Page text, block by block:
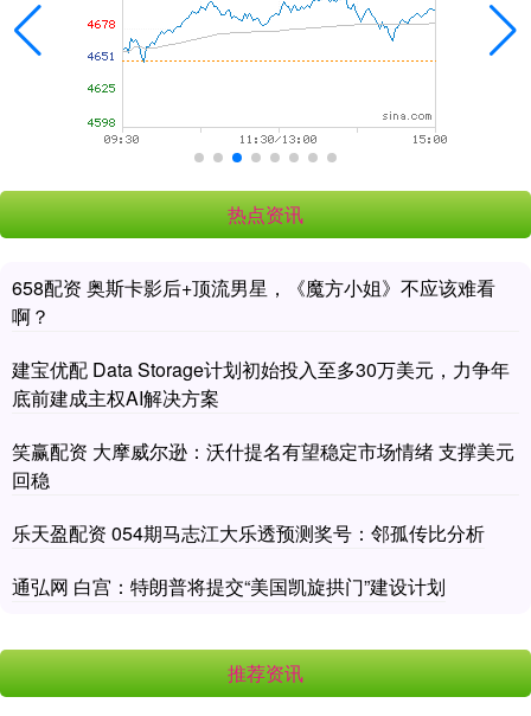
热点资讯
658配资 奥斯卡影后+顶流男星，《魔方小姐》不应该难看
啊？
建宝优配 Data Storage计划初始投入至多30万美元，力争年
底前建成主权AI解决方案
笑赢配资 大摩威尔逊：沃什提名有望稳定市场情绪 支撑美元
回稳
乐天盈配资 054期马志江大乐透预测奖号：邻孤传比分析
通弘网 白宫：特朗普将提交“美国凯旋拱门”建设计划
推荐资讯